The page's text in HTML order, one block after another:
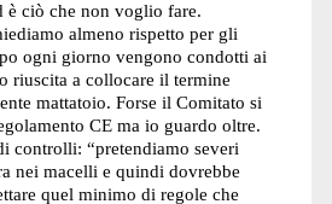
è ciò che non voglio fare.
almeno rispetto per gli
ogni giorno vengono condotti ai
riuscita a collocare il termine
mattatoio. Forse il Comitato si
CE ma io guardo oltre.
controlli: “pretendiamo severi
nei macelli e quindi dovrebbe
quel minimo di regole che